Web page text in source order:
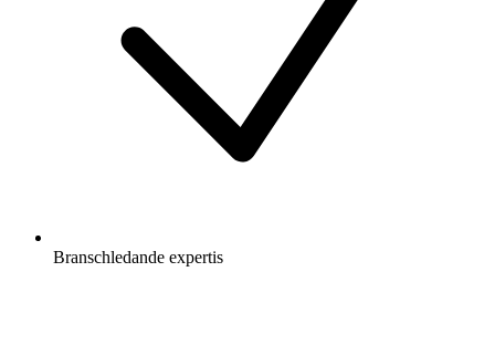
Branschledande expertis